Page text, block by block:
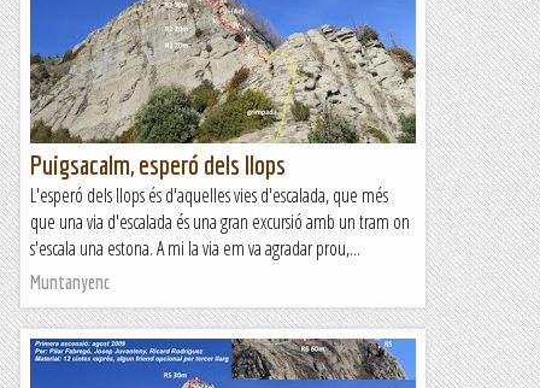
Puigsacalm, esperó dels llops
L'esperó dels llops és d'aquelles vies d'escalada, que més
que una via d'escalada és una gran excursió amb un tram on
s'escala una estona. A mi la via em va agradar prou,...
Muntanyenc